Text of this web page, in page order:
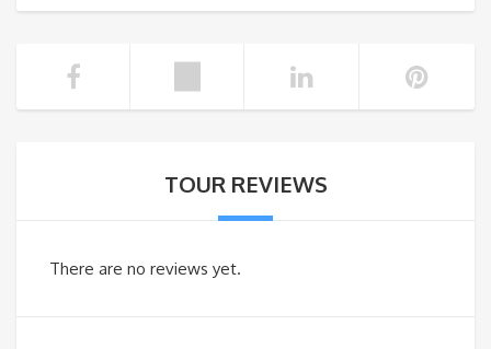
TOUR REVIEWS
There are no reviews yet.